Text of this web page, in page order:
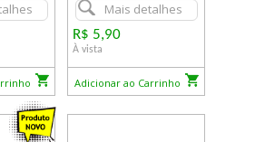
Mais detalhes
R$ 5,90
À vista
Adicionar ao Carrinho